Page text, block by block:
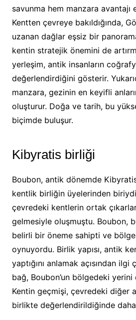
savunma hem manzara avantajı
Kentten çevreye bakıldığında,
uzanan dağlar eşsiz bir
kentin stratejik önemini de
yerleşim, antik insanların
değerlendirdiğini gösterir.
manzara, gezinin en keyifli
oluşturur. Doğa ve tarih, bu
biçimde buluşur.
Kibyratis birliği
Boubon, antik dönemde
kentlik birliğin üyelerinden
çevredeki kentlerin ortak
gelmesiyle oluşmuştu. Boubon,
belirli bir öneme sahipti ve
oynuyordu. Birlik yapısı, antik
yaptığını anlamak açısından
bağ, Boubon’un bölgedeki yerini
Kentin geçmişi, çevredeki diğer
birlikte değerlendirildiğinde daha